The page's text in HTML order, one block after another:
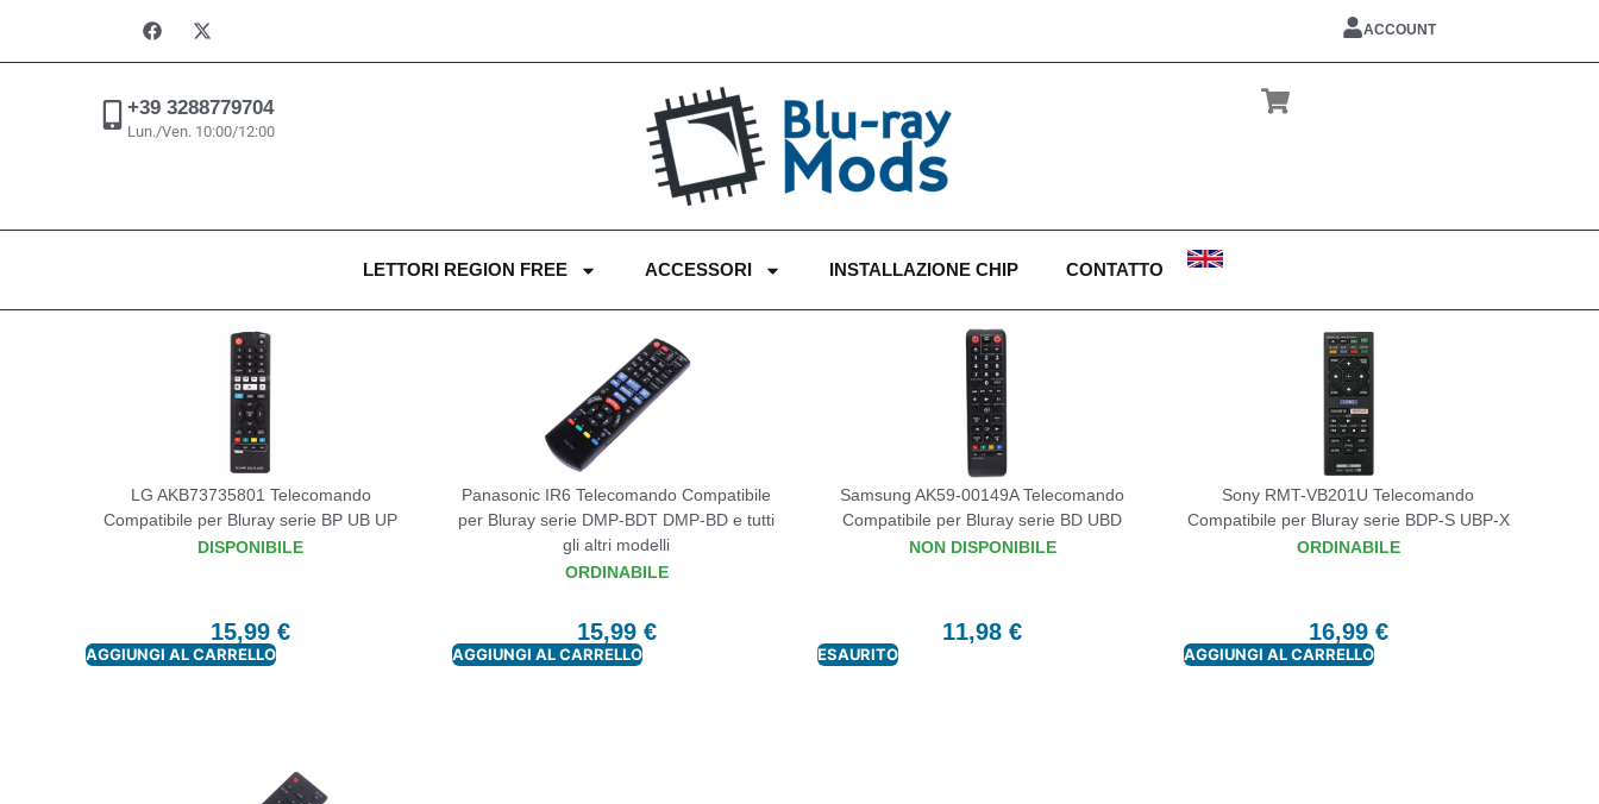
ACCOUNT
+39 3288779704
Lun./Ven. 10:00/12:00
LETTORI REGION FREE ACCESSORI INSTALLAZIONE CHIP CONTATTO
LG AKB73735801 Telecomando
Compatibile per Bluray serie BP UB UP
DISPONIBILE
15,99€
AGGIUNGI AL CARRELLO
Panasonic IR6 Telecomando Compatibile
per Bluray serie DMP-BDT DMP-BD e tutti
gli altri modelli
ORDINABILE
15,99 €
AGGIUNGI AL CARRELLO
Samsung AK59-00149A Telecomando
Compatibile per Bluray serie BD UBD
NON DISPONIBILE
11,98€
ESAURITO
Sony RMT-VB201U Telecomando
Compatibile per Bluray serie BDP-S UBP-X
ORDINABILE
16,99 €
AGGIUNGI AL CARRELLO